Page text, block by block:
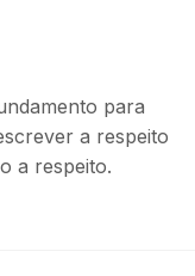
para
a respeito
a respeito.